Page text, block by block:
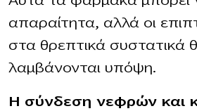
απαραίτητα, αλλά οι
στα θρεπτικά συστατικά
λαμβάνονται υπόψη.
Η σύνδεση νεφρών και